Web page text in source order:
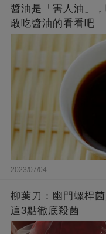
醬油是「害人油」
敢吃醬油的看看吧
2023/07/04
柳葉刀：幽門螺桿
這3點徹底殺菌